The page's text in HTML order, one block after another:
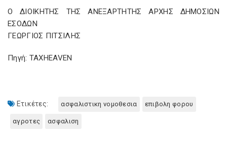
Ο ΔΙΟΙΚΗΤΗΣ ΤΗΣ ΑΝΕΞΑΡΤΗΤΗΣ ΑΡΧΗΣ ΔΗΜΟΣΙΩΝ
ΕΣΟΔΩΝ
ΓΕΩΡΓΙΟΣ ΠΙΤΣΙΛΗΣ
Πηγή: TAXHEAVEN
Ετικέτες: ασφαλιστικη νομοθεσια επιβολη φορου
αγροτες ασφαλιση